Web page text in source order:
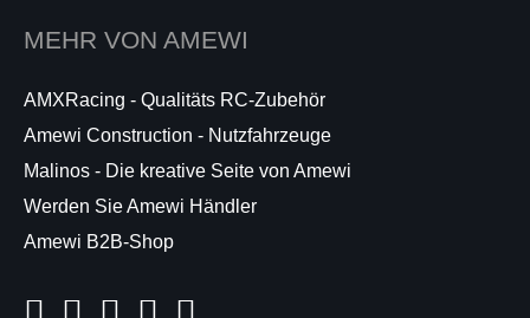
MEHR VON AMEWI
AMXRacing - Qualitäts RC-Zubehör
Amewi Construction - Nutzfahrzeuge
Malinos - Die kreative Seite von Amewi
Werden Sie Amewi Händler
Amewi B2B-Shop